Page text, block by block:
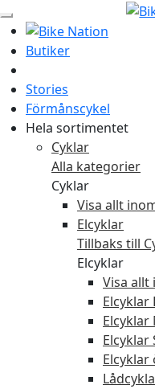
Butiker
Stories
Förmånscykel
Hela sortimentet
Cyklar
Alla kategorier
Cyklar
Visa allt
Elcyklar
Tillbaks till
Elcyklar
Visa allt
Elcyklar
Elcyklar
Elcyklar
Elcyklar